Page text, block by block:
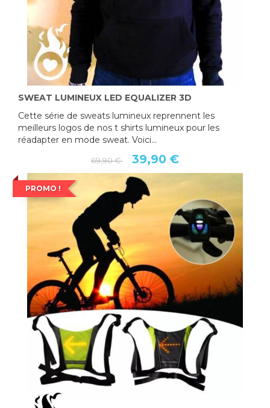
SWEAT LUMINEUX LED EQUALIZER 3D
Cette série de sweats lumineux reprennent les
meilleurs logos de nos t shirts lumineux pour les
réadapter en mode sweat. Voici...
69,90 € 39,90 €
PROMO !